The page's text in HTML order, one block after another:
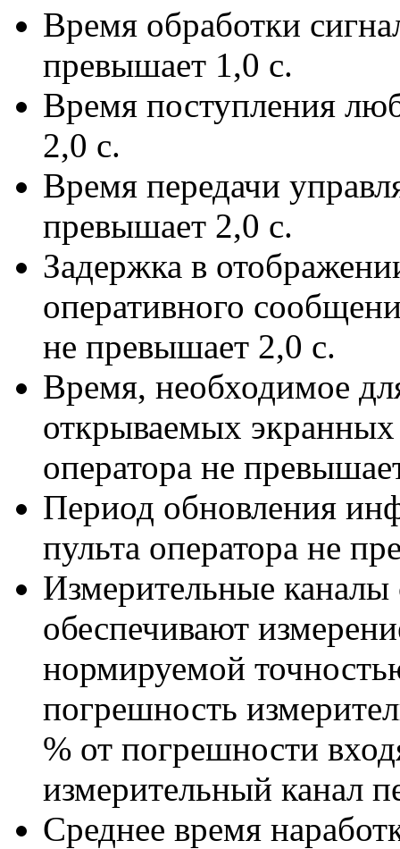
Время обработки
превышает 1,0 с.
Время поступления
2,0 с.
Время передачи
превышает 2,0 с.
Задержка в
оперативного
не превышает 2,0 с.
Время, необходимое
открываемых
оператора не
Период обновления
пульта оператора не
Измерительные каналы
обеспечивают
нормируемой
погрешность
% от погрешности
измерительный канал
Среднее время